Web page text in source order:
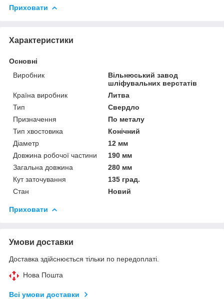
Приховати
Характеристики
Основні
Виробник
Вільнюський завод
шліфувальних верстатів
Країна виробник
Литва
Тип
Свердло
Призначення
По металу
Тип хвостовика
Конічний
Діаметр
12 мм
Довжина робочої частини
190 мм
Загальна довжина
280 мм
Кут заточування
135 град.
Стан
Новий
Приховати
Умови доставки
Доставка здійснюється тільки по передоплаті.
Нова Пошта
Всі умови доставки